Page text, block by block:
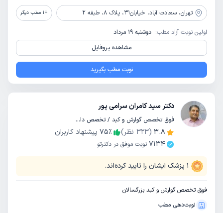
تهران، سعادت آباد، خیابان31، پلاک 8، طبقه 2 +
1 مطب دیگر
اولین نوبت آزاد مطب: دوشنبه 19 مرداد
مشاهده پروفایل
نوبت مطب بگیرید
دکتر سید کامران سرامی پور
فوق تخصص گوارش و کبد / تخصص داخلی
3.8
(
323 نظر) 75٪
پیشنهاد کاربران
7134 نوبت موفق در دکترتو
1 پزشک ایشان را تایید کرده‌اند.
فوق تخصص گوارش و کبد بزرگسالان
نوبت‌دهی مطب